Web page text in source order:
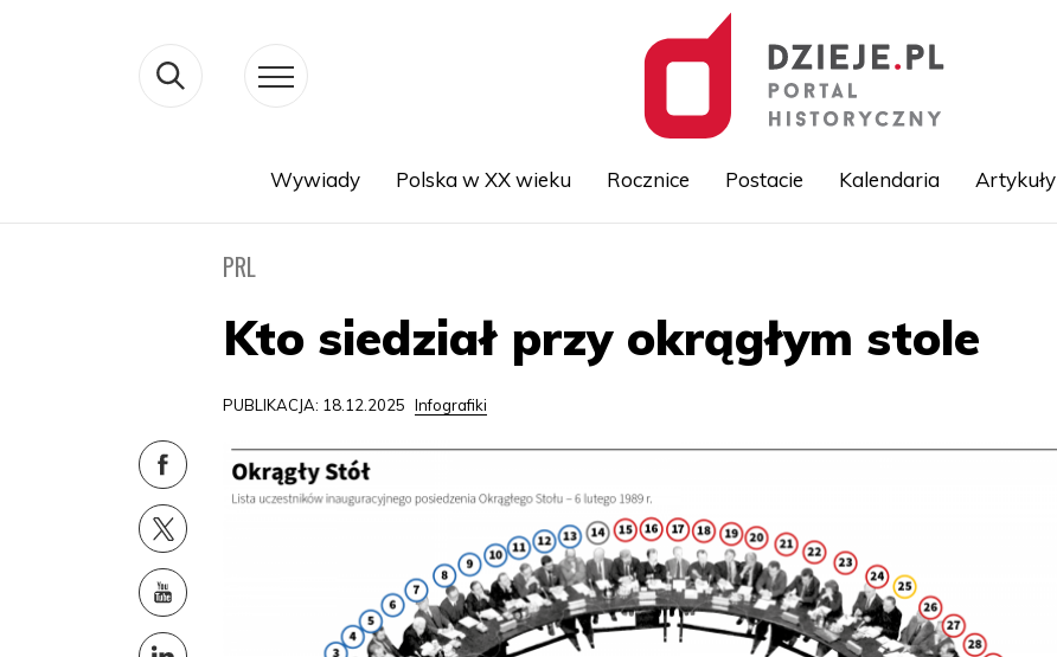
Wywiady Polska w XX wieku Rocznice Postacie Kalendaria Artykuły
PRL
Kto siedział przy okrągłym stole
PUBLIKACJA: 18.12.2025 Infografiki